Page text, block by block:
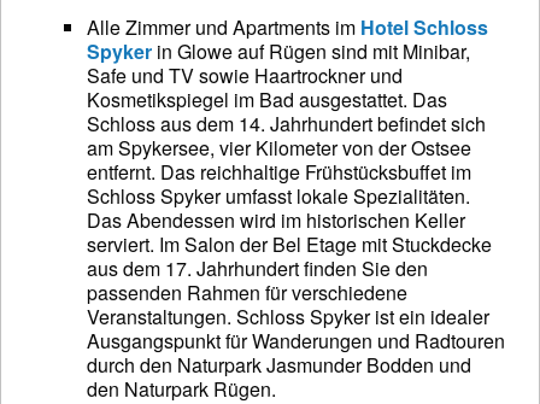
Alle Zimmer und Apartments im Hotel Schloss
Spyker in Glowe auf Rügen sind mit Minibar,
Safe und TV sowie Haartrockner und
Kosmetikspiegel im Bad ausgestattet. Das
Schloss aus dem 14. Jahrhundert befindet sich
am Spykersee, vier Kilometer von der Ostsee
entfernt. Das reichhaltige Frühstücksbuffet im
Schloss Spyker umfasst lokale Spezialitäten.
Das Abendessen wird im historischen Keller
serviert. Im Salon der Bel Etage mit Stuckdecke
aus dem 17. Jahrhundert finden Sie den
passenden Rahmen für verschiedene
Veranstaltungen. Schloss Spyker ist ein idealer
Ausgangspunkt für Wanderungen und Radtouren
durch den Naturpark Jasmunder Bodden und
den Naturpark Rügen.